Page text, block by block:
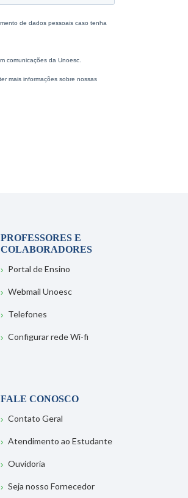
PROFESSORES E
COLABORADORES
Portal de Ensino
Webmail Unoesc
Telefones
Configurar rede Wi-fi
FALE CONOSCO
Contato Geral
Atendimento ao Estudante
Ouvidoria
Seja nosso Fornecedor